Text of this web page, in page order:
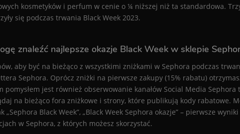
kosmetyków i perfum w cenie o ¼ niższej niż ta standardowa.
się podczas trwania Black Week 2023.
znaleźć najlepsze okazje Black Week w sklepie
aby być na bieżąco z wszystkimi zniżkami w Sephora podczas
Sephora. Oprócz zniżki na pierwsze zakupy (15% rabatu)
pomysłem jest również obserwowanie kanałów Social Media
na bieżąco fora zniżkowe i strony, które publikują kody rabatowe.
„Sephora Black Week”, „Black Week Sephora okazje” – pierwsze
w Sephora, z których możesz skorzystać.